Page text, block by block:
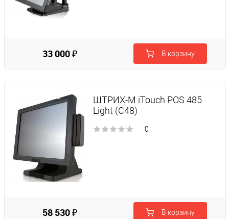
33 000 ₽ В корзину
ШТРИХ-М iTouch POS 485
Light (C48)
0
58 530 ₽ В корзину